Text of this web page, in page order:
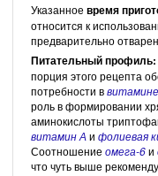
Указанное время
относится к
предварительно
Питательный профиль:
порция этого рецепта
потребности в
роль в формировании
аминокислоты
витамин А и фолиевая
Соотношение омега-6и
что чуть выше